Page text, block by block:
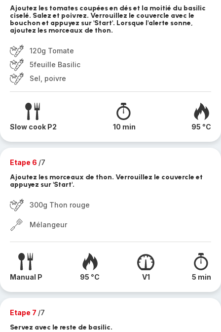
Ajoutez les tomates coupées en dés et la moitié du basilic
ciselé. Salez et poivrez. Verrouillez le couvercle avec le
bouchon et appuyez sur 'Start'. Lorsque l'alerte sonne,
ajoutez les morceaux de thon.
120g Tomate
5feuille Basilic
Sel, poivre
Slow cook P2 10 min 95 °C
Etape 6 /7
Ajoutez les morceaux de thon. Verrouillez le couvercle et
appuyez sur 'Start'.
300g Thon rouge
Mélangeur
Manual P 95 °C V1 5 min
Etape 7 /7
Servez avec le reste de basilic.